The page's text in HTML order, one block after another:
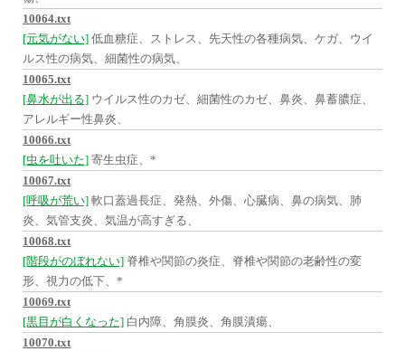
10064.txt
[元気がない] 低血糖症、ストレス、先天性の各種病気、ケガ、ウイ
ルス性の病気、細菌性の病気、
10065.txt
[鼻水が出る] ウイルス性のカゼ、細菌性のカゼ、鼻炎、鼻蓄膿症、
アレルギー性鼻炎、
10066.txt
[虫を吐いた] 寄生虫症、*
10067.txt
[呼吸が荒い] 軟口蓋過長症、発熱、外傷、心臓病、鼻の病気、肺
炎、気管支炎、気温が高すぎる、
10068.txt
[階段がのぼれない] 脊椎や関節の炎症、脊椎や関節の老齢性の変
形、視力の低下、*
10069.txt
[黒目が白くなった] 白内障、角膜炎、角膜潰瘍、
10070.txt